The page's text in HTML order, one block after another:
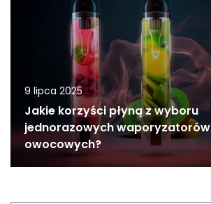
9 lipca 2025
Jakie korzyści płyną z wyboru
jednorazowych waporyzatorów
owocowych?